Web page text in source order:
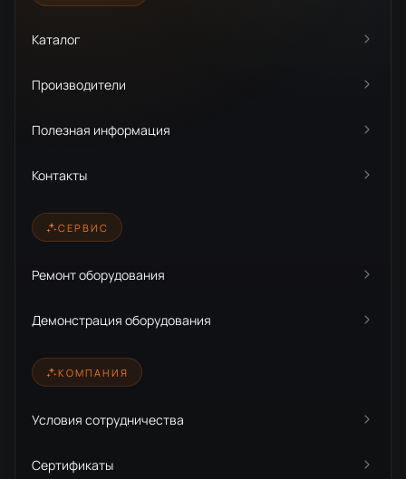
Каталог
Производители
Полезная информация
Контакты
СЕРВИС
Ремонт оборудования
Демонстрация оборудования
КОМПАНИЯ
Условия сотрудничества
Сертификаты